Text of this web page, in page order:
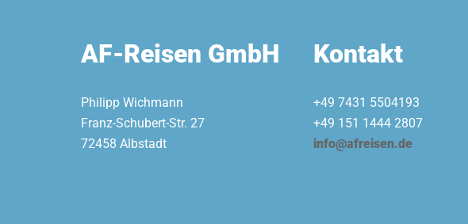
AF-Reisen GmbH
Philipp Wichmann
Franz-Schubert-Str. 27
72458 Albstadt
Kontakt
+49 7431 5504193
+49 151 1444 2807
info@afreisen.de